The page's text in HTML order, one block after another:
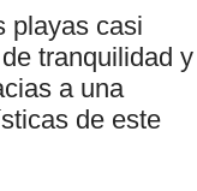
playas casi
tranquilidad y
a una
de este